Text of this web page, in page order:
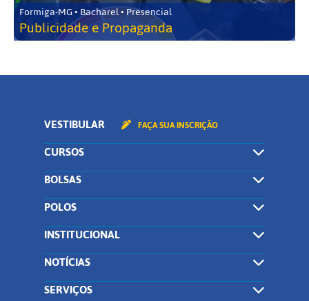
Formiga-MG • Bacharel • Presencial
Publicidade e Propaganda
VESTIBULAR FAÇA SUA INSCRIÇÃO
CURSOS
BOLSAS
POLOS
INSTITUCIONAL
NOTÍCIAS
SERVIÇOS